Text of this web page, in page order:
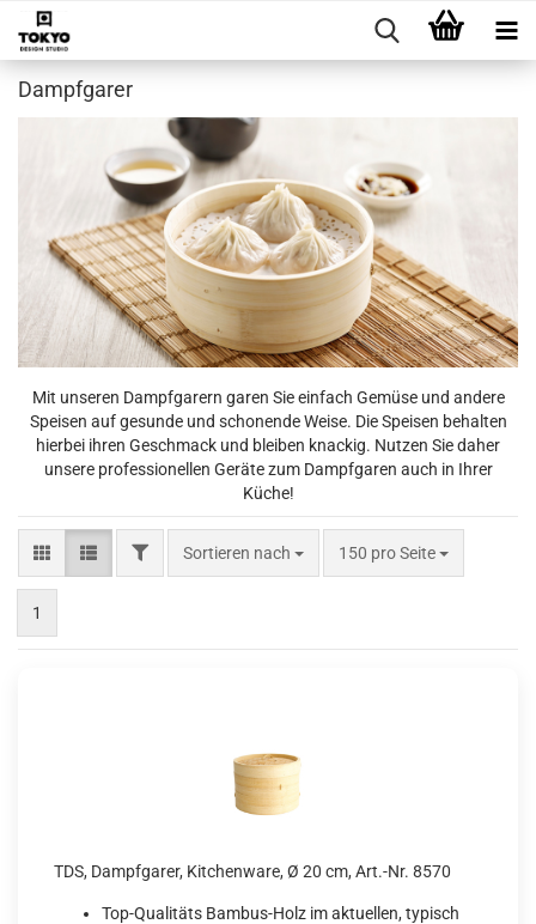
Dampfgarer
Mit unseren Dampfgarern garen Sie einfach Gemüse und andere
Speisen auf gesunde und schonende Weise. Die Speisen behalten
hierbei ihren Geschmack und bleiben knackig. Nutzen Sie daher
unsere professionellen Geräte zum Dampfgaren auch in Ihrer
Küche!
FILTERSortieren nach
Sortieren nach 150 pro Seite
pro Seite
1
TDS, Dampfgarer, Kitchenware, Ø 20 cm, Art.-Nr. 8570
Top-Qualitäts Bambus-Holz im aktuellen, typisch